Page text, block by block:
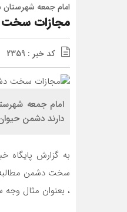
امام جمعه
مجازات سخت
کد خبر : 2359
امام جمعه
دارند دشمن
به گزارش پایگاه
سخت دشمن مطالبه
، بعنوان مثال